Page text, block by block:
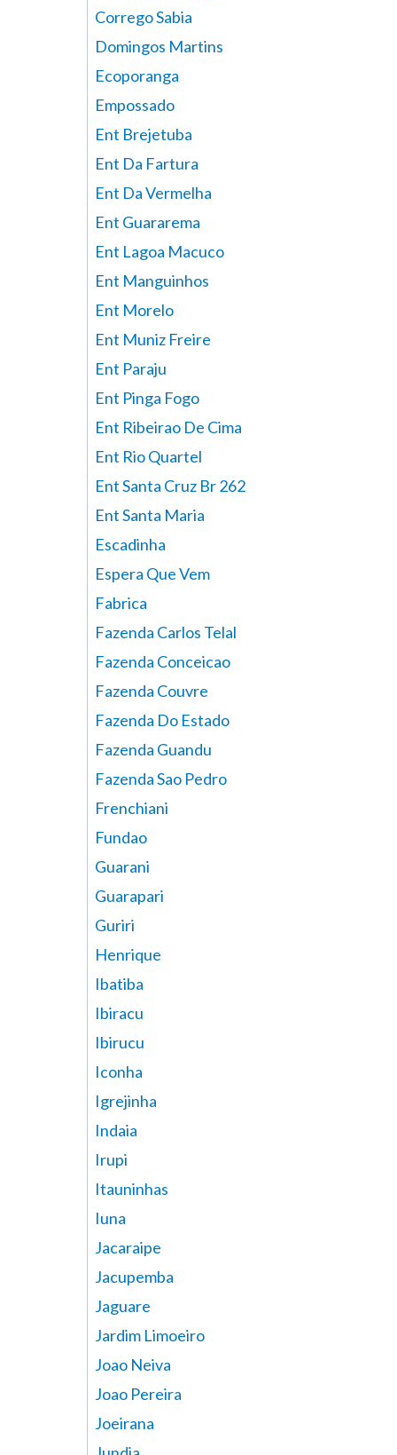
Corrego Sabia
Domingos Martins
Ecoporanga
Empossado
Ent Brejetuba
Ent Da Fartura
Ent Da Vermelha
Ent Guararema
Ent Lagoa Macuco
Ent Manguinhos
Ent Morelo
Ent Muniz Freire
Ent Paraju
Ent Pinga Fogo
Ent Ribeirao De Cima
Ent Rio Quartel
Ent Santa Cruz Br 262
Ent Santa Maria
Escadinha
Espera Que Vem
Fabrica
Fazenda Carlos Telal
Fazenda Conceicao
Fazenda Couvre
Fazenda Do Estado
Fazenda Guandu
Fazenda Sao Pedro
Frenchiani
Fundao
Guarani
Guarapari
Guriri
Henrique
Ibatiba
Ibiracu
Ibirucu
Iconha
Igrejinha
Indaia
Irupi
Itauninhas
Iuna
Jacaraipe
Jacupemba
Jaguare
Jardim Limoeiro
Joao Neiva
Joao Pereira
Joeirana